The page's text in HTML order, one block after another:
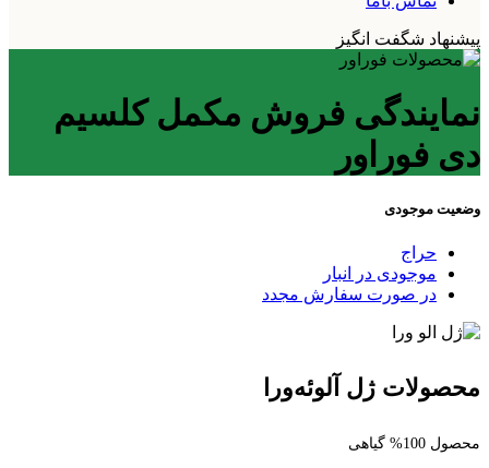
پیشنهاد شگفت انگیز
نمایندگی فروش مکمل کلسیم
دی فوراور
وضعیت موجودی
حراج
موجودی در انبار
در صورت سفارش مجدد
محصولات ژل آلوئه‌ورا
محصول 100% گیاهی